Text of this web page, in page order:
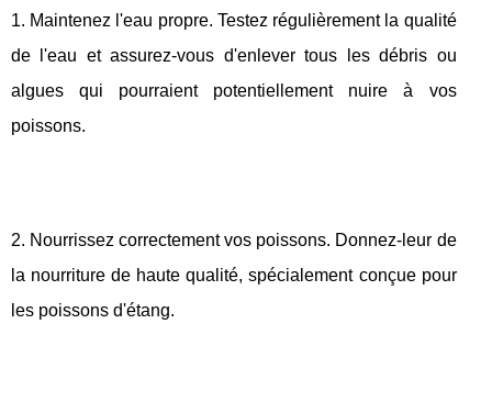
1. Maintenez l'eau propre. Testez régulièrement la qualité
de l'eau et assurez-vous d'enlever tous les débris ou
algues qui pourraient potentiellement nuire à vos
poissons.
2. Nourrissez correctement vos poissons. Donnez-leur de
la nourriture de haute qualité, spécialement conçue pour
les poissons d'étang.